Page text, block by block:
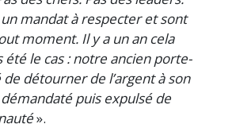
mandat à respecter et sont
moment. Il y a un an cela
été le cas : notre ancien porte-
de détourner de l’argent à son
puis expulsé de
».